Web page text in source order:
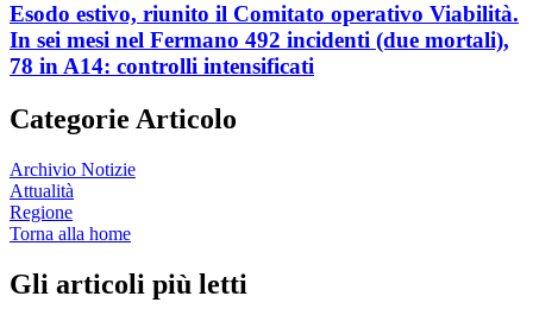
Esodo estivo, riunito il Comitato operativo Viabilità.
In sei mesi nel Fermano 492 incidenti (due mortali),
78 in A14: controlli intensificati
Categorie Articolo
Archivio Notizie
Attualità
Regione
Torna alla home
Gli articoli più letti